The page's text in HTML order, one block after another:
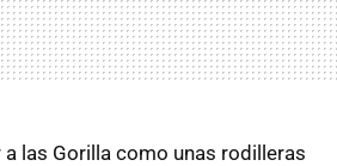
las Gorilla como unas rodilleras